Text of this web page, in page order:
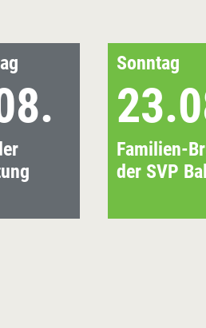
Sonntag
Familien-
der SVP